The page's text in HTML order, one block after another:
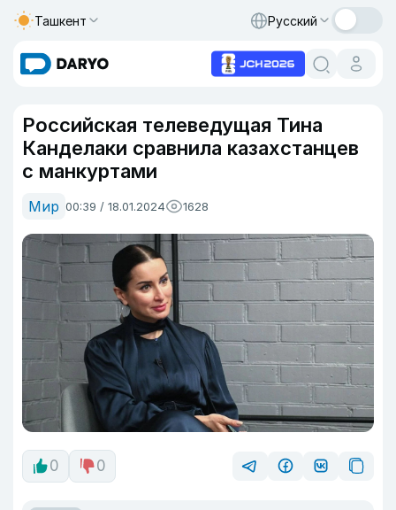
Ташкент Русский
Российская телеведущая Тина
Канделаки сравнила казахстанцев
с манкуртами
Мир 00:39 / 18.01.2024 1628
0 0